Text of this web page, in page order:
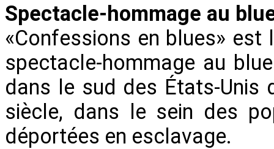
Spectacle-hommage au
«Confessions en blues» est
spectacle-hommage au
dans le sud des États-Unis
siècle, dans le sein des
déportées en esclavage.